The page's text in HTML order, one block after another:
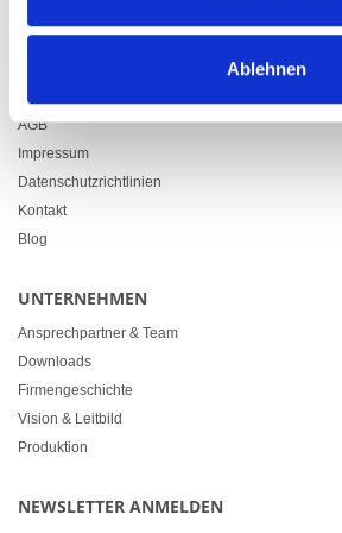
Ablehnen
Downloads
AGB
Impressum
Datenschutzrichtlinien
Kontakt
Blog
UNTERNEHMEN
Ansprechpartner & Team
Downloads
Firmengeschichte
Vision & Leitbild
Produktion
NEWSLETTER ANMELDEN